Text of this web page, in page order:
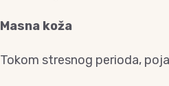
Masna koža
Tokom stresnog perioda,